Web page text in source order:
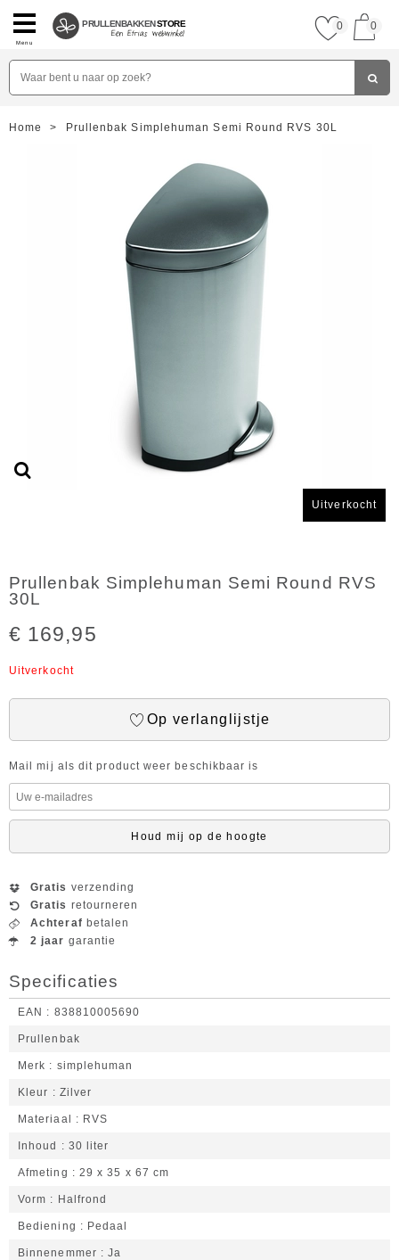
Menu
PRULLENBAKKENSTORE 0 0
Home > Prullenbak Simplehuman Semi Round RVS 30L
Uitverkocht
Prullenbak Simplehuman Semi Round RVS
30L
€ 169,95
Uitverkocht
Op verlanglijstje
Mail mij als dit product weer beschikbaar is
Houd mij op de hoogte
Gratis verzending
Gratis retourneren
Achteraf betalen
2 jaar garantie
Specificaties
EAN 838810005690
Prullenbak
Merk simplehuman
Kleur Zilver
Materiaal RVS
Inhoud 30 liter
Afmeting 29 x 35 x 67 cm
Vorm Halfrond
Bediening Pedaal
Binnenemmer Ja